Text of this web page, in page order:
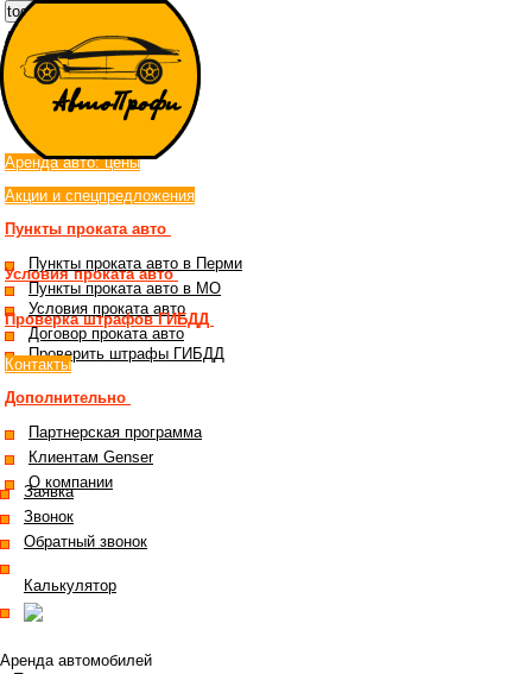
toggle menu
Аренда автомобилей
в Перми
Аренда авто: цены
Акции и спецпредложения
Пункты проката авто
Пункты проката авто в Перми
Пункты проката авто в МО
Условия проката авто
Условия проката авто
Договор проката авто
Проверка штрафов ГИБДД
Проверить штрафы ГИБДД
Контакты
Дополнительно
Партнерская программа
Клиентам Genser
О компании
Заявка
Звонок
Обратный звонок
Калькулятор
Аренда автомобилей